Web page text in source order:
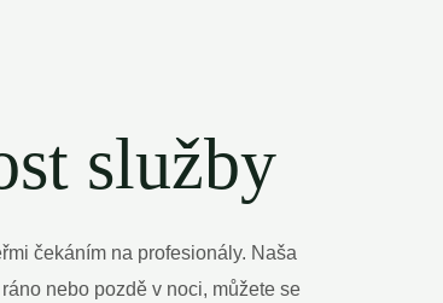
služby
čekáním na profesionály. Naša
nebo pozdě v noci, můžete se